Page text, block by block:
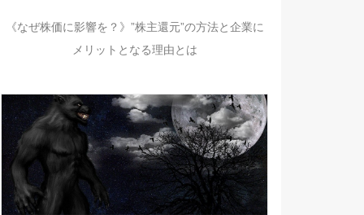
《なぜ株価に影響を？》”株主還元”の方法と企業に
メリットとなる理由とは